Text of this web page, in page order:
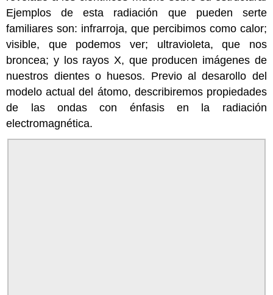
Ejemplos de esta radiación que pueden serte
familiares son: infrarroja, que percibimos como calor;
visible, que podemos ver; ultravioleta, que nos
broncea; y los rayos X, que producen imágenes de
nuestros dientes o huesos. Previo al desarollo del
modelo actual del átomo, describiremos propiedades
de las ondas con énfasis en la radiación
electromagnética.